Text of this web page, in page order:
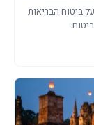
ביטוח הבריאות